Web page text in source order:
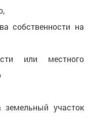
собственности на
или местного
участок